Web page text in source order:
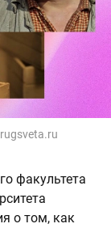
факультета
о том, как